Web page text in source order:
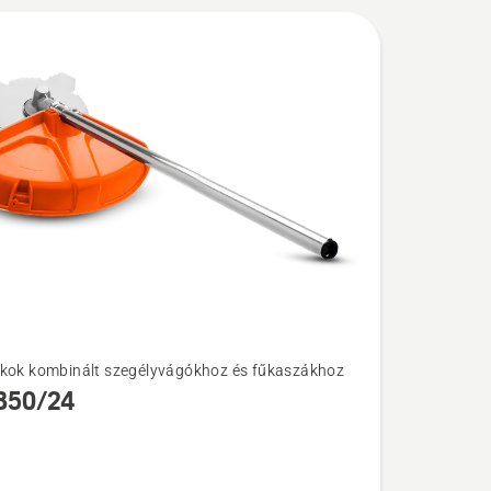
kombinált szegélyvágókhoz és fűkaszákhoz
24